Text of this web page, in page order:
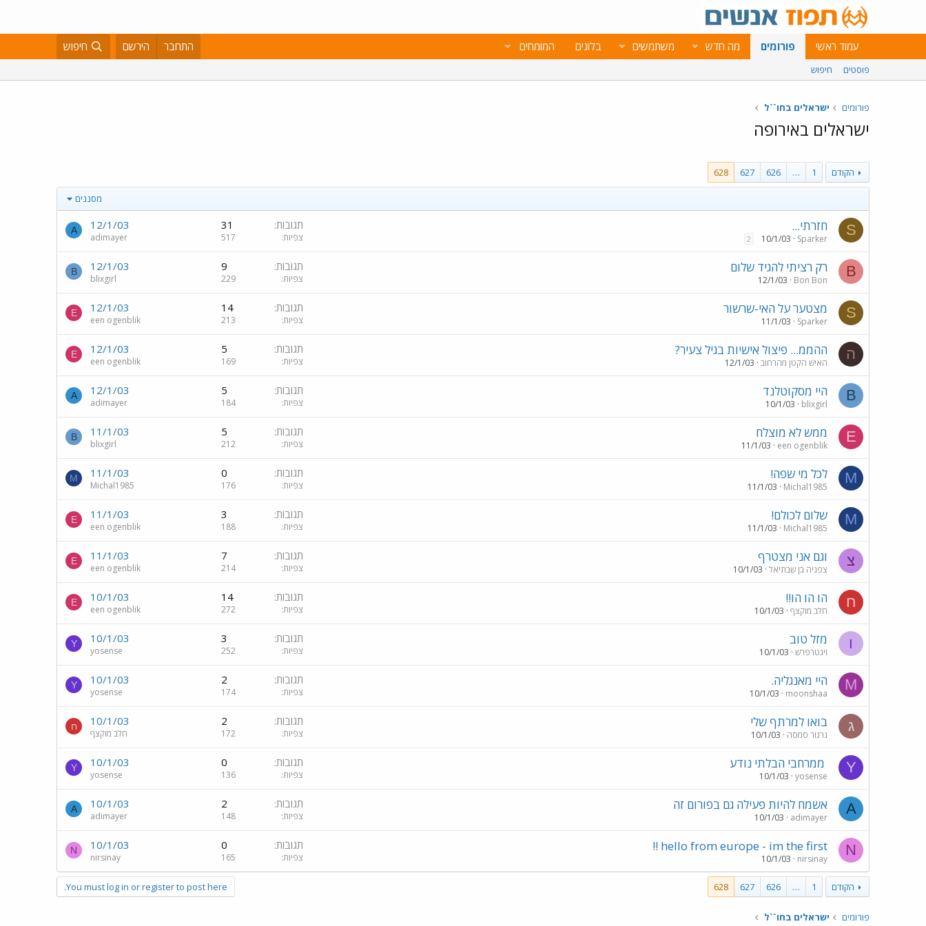
עמוד ראשי פורומים מה חדש משתמשים בלוגים המומחים התחבר הירשם חיפוש
פוסטים חיפוש
פורומים ישראלים בחו``ל
ישראלים באירופה
הקודם 1
…
626
627
628
מסננים
S חזרתי...
Sparker
10/1/03
2
תגובות 31
צפיות 517
12/1/03
adimayer
A
B רק רציתי להגיד שלום
Bon Bon
12/1/03
תגובות 9
צפיות 229
12/1/03
blixgirl
B
S מצטער על האי-שרשור
Sparker
11/1/03
תגובות 14
צפיות 213
12/1/03
een ogenblik
E
ה ההממ... פיצול אישיות בגיל צעיר?
האיש הקטן מהרחוב 12/1/03
תגובות 5
צפיות 169
12/1/03
een ogenblik
E
B היי מסקוטלנד
blixgirl
10/1/03
תגובות 5
צפיות 184
12/1/03
adimayer
A
E ממש לא מוצלח
een ogenblik
11/1/03
תגובות 5
צפיות 212
11/1/03
blixgirl
B
M לכל מי שפה!
Michal1985
11/1/03
תגובות 0
צפיות 176
11/1/03
Michal1985
M
M שלום לכולם!
Michal1985
11/1/03
תגובות 3
צפיות 188
11/1/03
een ogenblik
E
צ וגם אני מצטרף
צפניה בן שבתיאל 10/1/03
תגובות 7
צפיות 214
11/1/03
een ogenblik
E
ח הו הו הו!!
חלב מוקצף 10/1/03
תגובות 14
צפיות 272
10/1/03
een ogenblik
E
ו מזל טוב
וינטרפרש 10/1/03
תגובות 3
צפיות 252
10/1/03
yosense
Y
M היי מאנגליה.
moonshaa
10/1/03
תגובות 2
צפיות 174
10/1/03
yosense
Y
ג בואו למרתף שלי
גרגור סמסה 10/1/03
תגובות 2
צפיות 172
10/1/03
חלב מוקצף
ח
Y ממרחבי הבלתי נודע
yosense
10/1/03
תגובות 0
צפיות 136
10/1/03
yosense
Y
A אשמח להיות פעילה גם בפורום זה
adimayer
10/1/03
תגובות 2
צפיות 148
10/1/03
adimayer
A
N
hello from europe - im the first !!
nirsinay
10/1/03
תגובות 0
צפיות 165
10/1/03
nirsinay
N
הקודם 1
…
626
627
628
You must log in or register to post here.
פורומים ישראלים בחו``ל